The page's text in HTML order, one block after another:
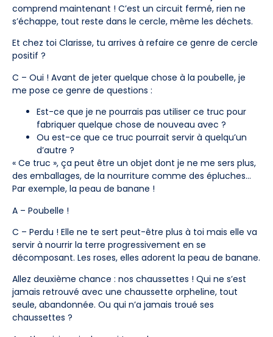
comprend maintenant ! C’est un circuit fermé, rien ne
s’échappe, tout reste dans le cercle, même les déchets.
Et chez toi Clarisse, tu arrives à refaire ce genre de cercle
positif ?
C – Oui ! Avant de jeter quelque chose à la poubelle, je
me pose ce genre de questions :
Est-ce que je ne pourrais pas utiliser ce truc pour
fabriquer quelque chose de nouveau avec ?
Ou est-ce que ce truc pourrait servir à quelqu’un
d’autre ?
« Ce truc », ça peut être un objet dont je ne me sers plus,
des emballages, de la nourriture comme des épluches…
Par exemple, la peau de banane !
A – Poubelle !
C – Perdu ! Elle ne te sert peut-être plus à toi mais elle va
servir à nourrir la terre progressivement en se
décomposant. Les roses, elles adorent la peau de banane.
Allez deuxième chance : nos chaussettes ! Qui ne s’est
jamais retrouvé avec une chaussette orpheline, tout
seule, abandonnée. Ou qui n’a jamais troué ses
chaussettes ?